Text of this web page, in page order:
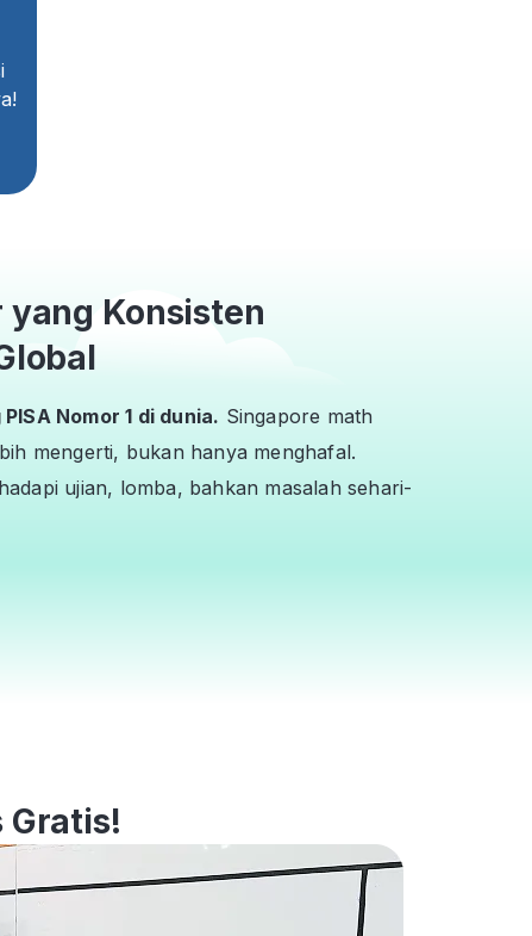
yang Konsisten
Nomor 1 di dunia. Singapore math
mengerti, bukan hanya menghafal.
ujian, lomba, bahkan masalah sehari-
Gratis!